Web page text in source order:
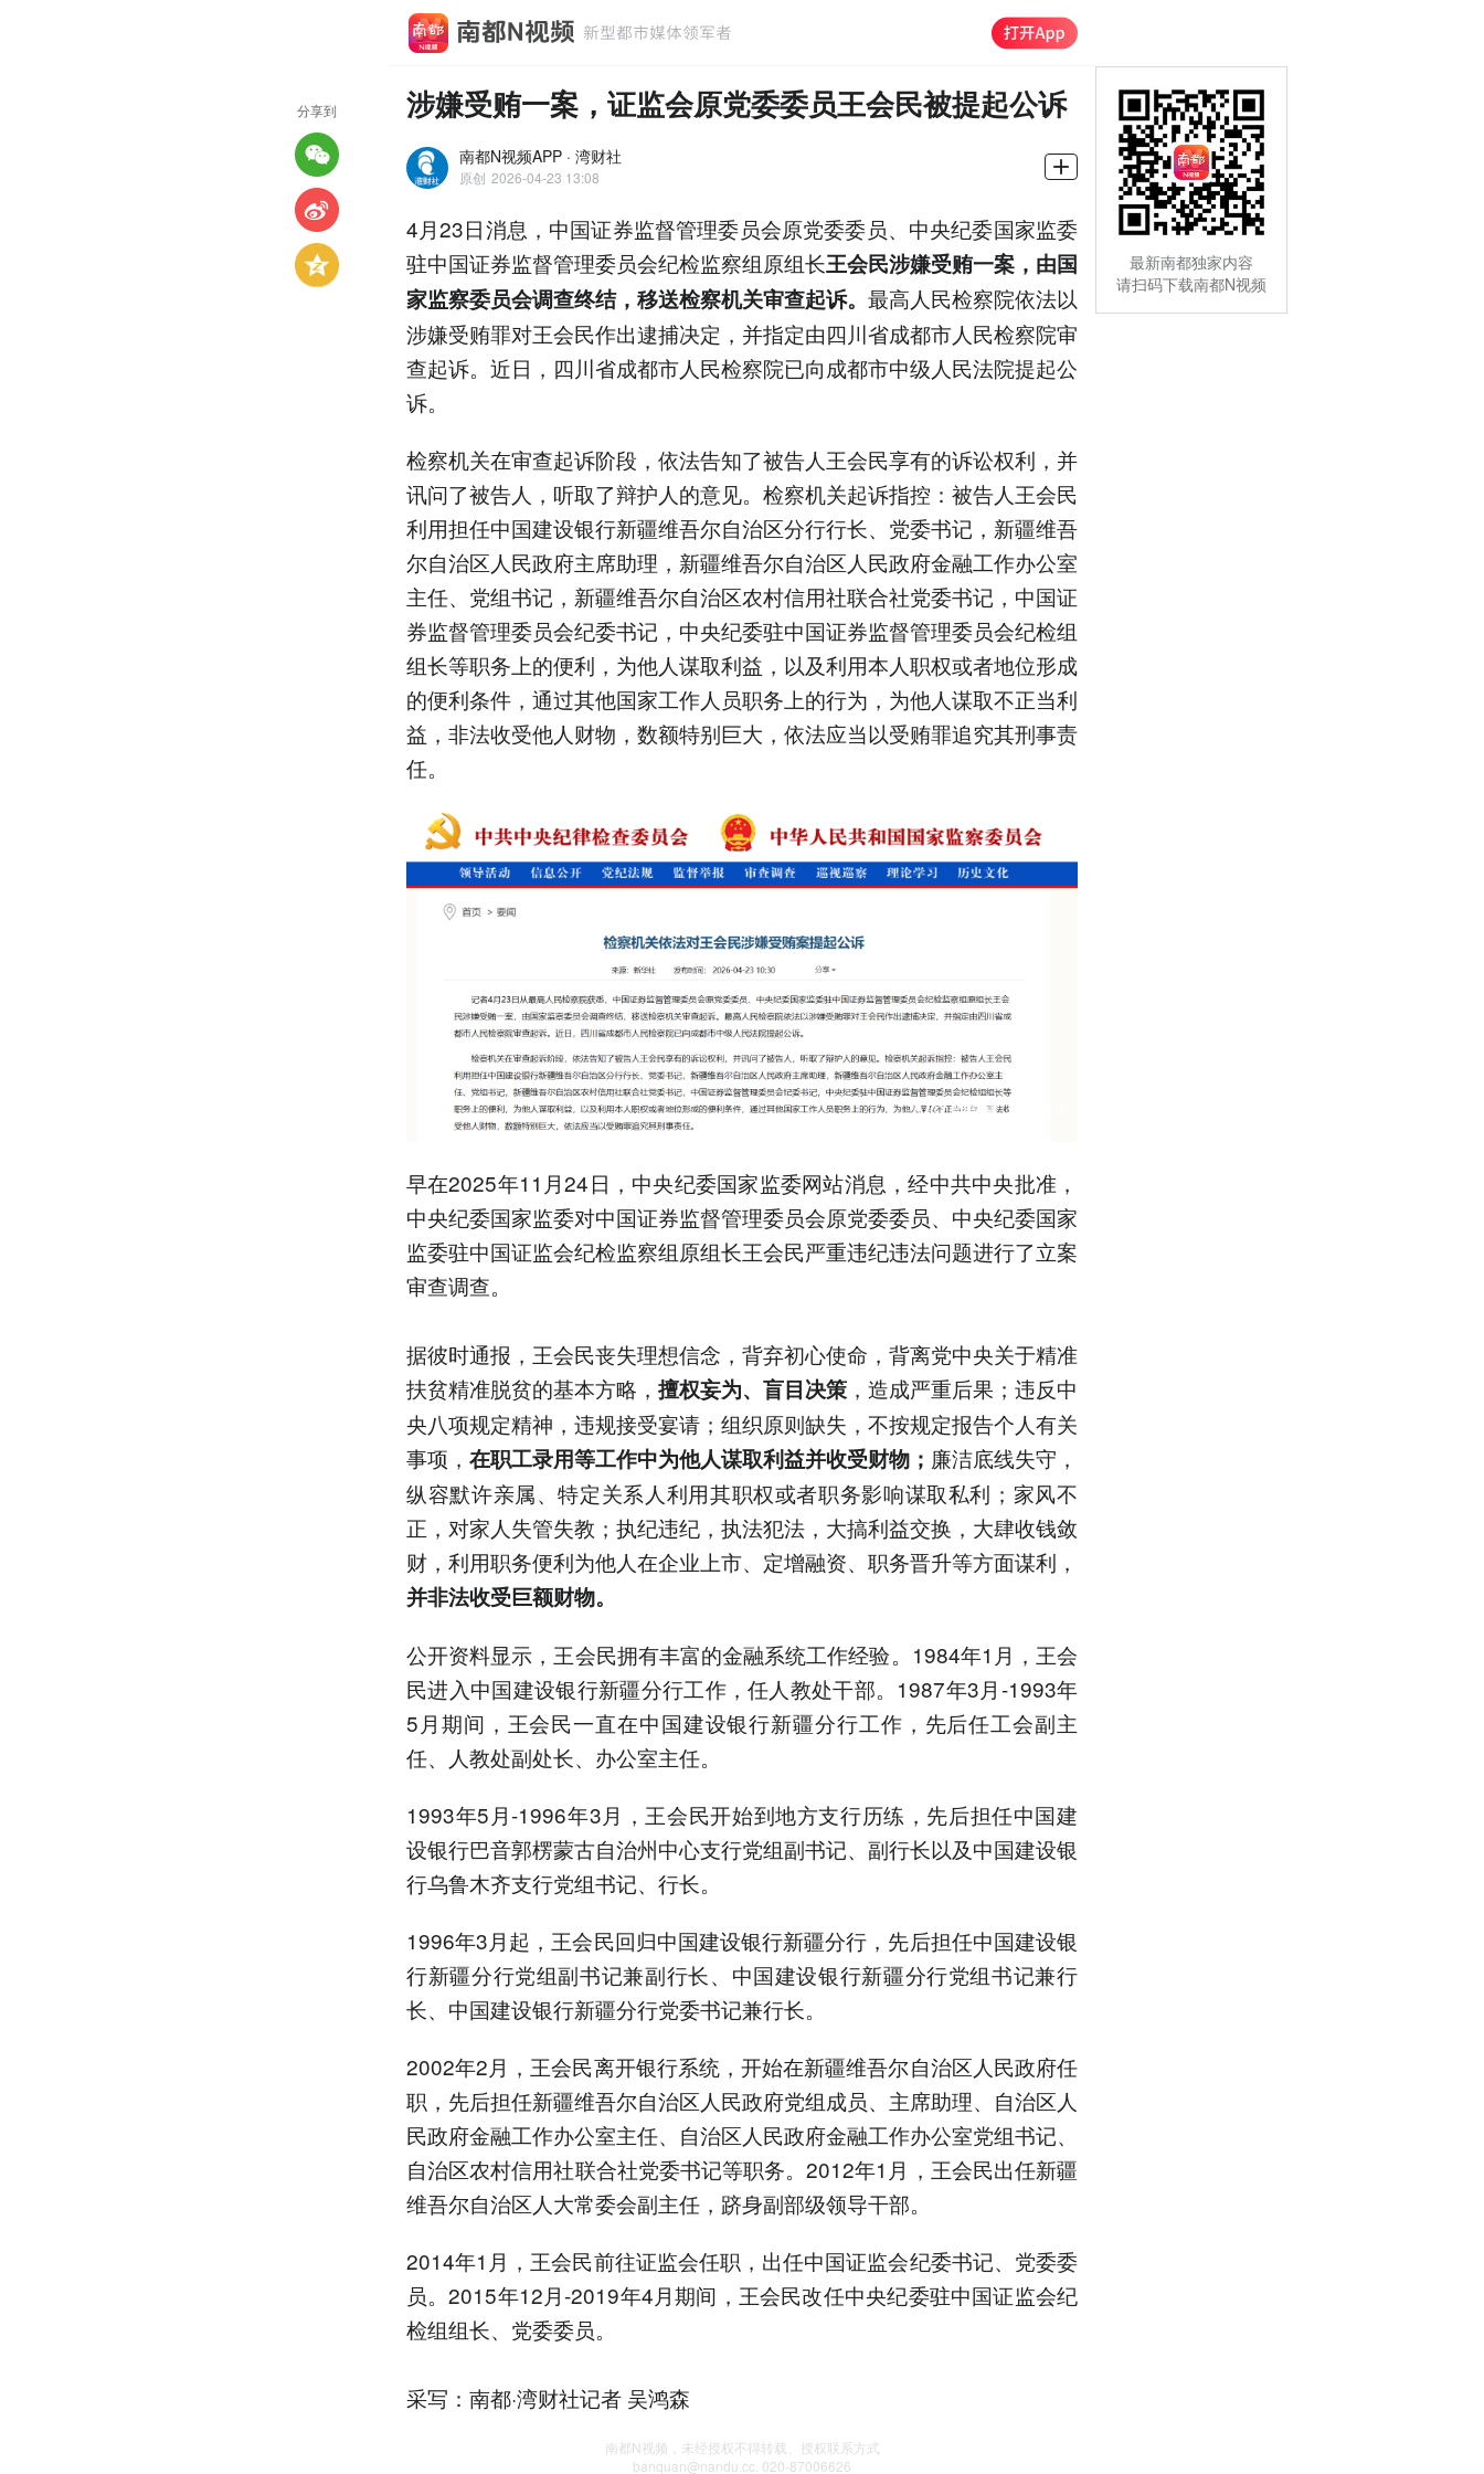
涉嫌受贿一案，证监会原党委委员王会民被提起公诉
南都N视频APP · 湾财社
原创 2026-04-23 13:08
4月23日消息，中国证券监督管理委员会原党委委员、中央纪委国家监委
驻中国证券监督管理委员会纪检监察组原组长王会民涉嫌受贿一案，由国
家监察委员会调查终结，移送检察机关审查起诉。 最高人民检察院依法以
涉嫌受贿罪对王会民作出逮捕决定，并指定由四川省成都市人民检察院审
查起诉。近日，四川省成都市人民检察院已向成都市中级人民法院提起公
诉。
检察机关在审查起诉阶段，依法告知了被告人王会民享有的诉讼权利，并
讯问了被告人，听取了辩护人的意见。检察机关起诉指控：被告人王会民
利用担任中国建设银行新疆维吾尔自治区分行行长、党委书记，新疆维吾
尔自治区人民政府主席助理，新疆维吾尔自治区人民政府金融工作办公室
主任、党组书记，新疆维吾尔自治区农村信用社联合社党委书记，中国证
券监督管理委员会纪委书记，中央纪委驻中国证券监督管理委员会纪检组
组长等职务上的便利，为他人谋取利益，以及利用本人职权或者地位形成
的便利条件，通过其他国家工作人员职务上的行为，为他人谋取不正当利
益，非法收受他人财物，数额特别巨大，依法应当以受贿罪追究其刑事责
任。
早在2025年11月24日，中央纪委国家监委网站消息，经中共中央批准，
中央纪委国家监委对中国证券监督管理委员会原党委委员、中央纪委国家
监委驻中国证监会纪检监察组原组长王会民严重违纪违法问题进行了立案
审查调查。
据彼时通报，王会民丧失理想信念，背弃初心使命，背离党中央关于精准
扶贫精准脱贫的基本方略， 擅权妄为、盲目决策 ，造成严重后果；违反中
央八项规定精神，违规接受宴请；组织原则缺失，不按规定报告个人有关
事项， 在职工录用等工作中为他人谋取利益并收受财物； 廉洁底线失守，
纵容默许亲属、特定关系人利用其职权或者职务影响谋取私利；家风不
正，对家人失管失教；执纪违纪，执法犯法，大搞利益交换，大肆收钱敛
财，利用职务便利为他人在企业上市、定增融资、职务晋升等方面谋利，
并非法收受巨额财物。
公开资料显示，王会民拥有丰富的金融系统工作经验。1984年1月，王会
民进入中国建设银行新疆分行工作，任人教处干部。1987年3月-1993年
5月期间，王会民一直在中国建设银行新疆分行工作，先后任工会副主
任、人教处副处长、办公室主任。
1993年5月-1996年3月，王会民开始到地方支行历练，先后担任中国建
设银行巴音郭楞蒙古自治州中心支行党组副书记、副行长以及中国建设银
行乌鲁木齐支行党组书记、行长。
1996年3月起，王会民回归中国建设银行新疆分行，先后担任中国建设银
行新疆分行党组副书记兼副行长、中国建设银行新疆分行党组书记兼行
长、中国建设银行新疆分行党委书记兼行长。
2002年2月，王会民离开银行系统，开始在新疆维吾尔自治区人民政府任
职，先后担任新疆维吾尔自治区人民政府党组成员、主席助理、自治区人
民政府金融工作办公室主任、自治区人民政府金融工作办公室党组书记、
自治区农村信用社联合社党委书记等职务。2012年1月，王会民出任新疆
维吾尔自治区人大常委会副主任，跻身副部级领导干部。
2014年1月，王会民前往证监会任职，出任中国证监会纪委书记、党委委
员。2015年12月-2019年4月期间，王会民改任中央纪委驻中国证监会纪
检组组长、党委委员。
采写：南都·湾财社记者 吴鸿森
南都N视频，未经授权不得转载、授权联系方式
banquan@nandu.cc. 020-87006626
分享到
最新南都独家内容
请扫码下载南都N视频